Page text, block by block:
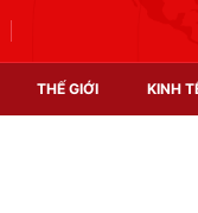
THẾ GIỚI KINH